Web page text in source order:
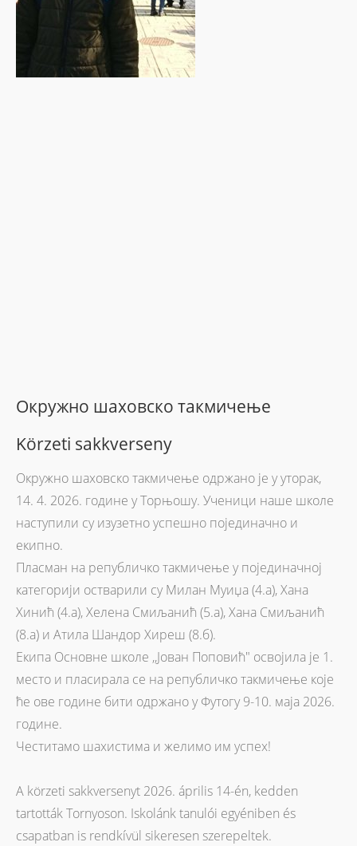
Окружно шаховско такмичење
Körzeti sakkverseny
Окружно шаховско такмичење одржано је у уторак,
14. 4. 2026. године у Торњошу. Ученици наше школе
наступили су изузетно успешно појединачно и
екипно.
Пласман на републичко такмичење у појединачној
категорији остварили су Милан Муиџа (4.а), Хана
Хинић (4.а), Хелена Смиљанић (5.а), Хана Смиљанић
(8.а) и Атила Шандор Хиреш (8.б).
Екипа Основне школе ,,Јован Поповић" освојила је 1.
место и пласирала се на републичко такмичење које
ће ове године бити одржано у Футогу 9-10. маја 2026.
године.
Честитамо шахистима и желимо им успех!
A körzeti sakkversenyt 2026. április 14-én, kedden
tartották Tornyoson. Iskolánk tanulói egyéniben és
csapatban is rendkívül sikeresen szerepeltek.